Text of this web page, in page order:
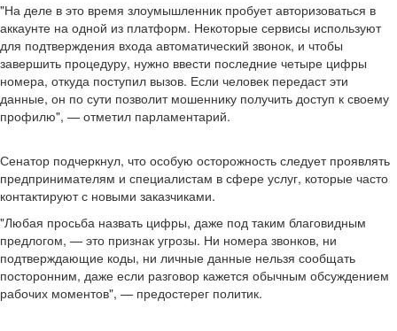
"На деле в это время злоумышленник пробует авторизоваться в
аккаунте на одной из платформ. Некоторые сервисы используют
для подтверждения входа автоматический звонок, и чтобы
завершить процедуру, нужно ввести последние четыре цифры
номера, откуда поступил вызов. Если человек передаст эти
данные, он по сути позволит мошеннику получить доступ к своему
профилю", — отметил парламентарий.
Сенатор подчеркнул, что особую осторожность следует проявлять
предпринимателям и специалистам в сфере услуг, которые часто
контактируют с новыми заказчиками.
"Любая просьба назвать цифры, даже под таким благовидным
предлогом, — это признак угрозы. Ни номера звонков, ни
подтверждающие коды, ни личные данные нельзя сообщать
посторонним, даже если разговор кажется обычным обсуждением
рабочих моментов", — предостерег политик.